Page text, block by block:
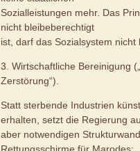
Sozialleistungen mehr. Das
nicht bleibeberechtigt
ist, darf das Sozialsystem nicht
3. Wirtschaftliche Bereinigung
Zerstörung“).
Statt sterbende Industrien
erhalten, setzt die Regierung
aber notwendigen